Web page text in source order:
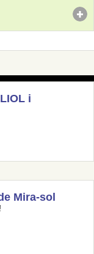
i
Mira-sol